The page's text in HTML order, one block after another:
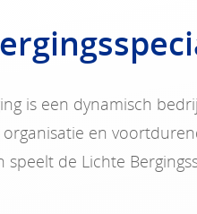
is een dynamisch
en
speelt de Lichte